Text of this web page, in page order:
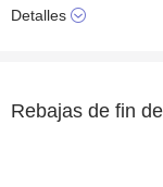
Detalles